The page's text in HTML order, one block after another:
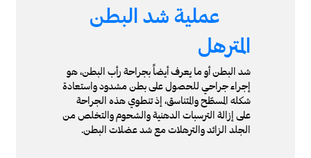
عملية شد البطن
المترهل
شد البطن أو ما يعرف أيضاً بجراحة رأب البطن، هو
إجراء جراحي للحصول على بطن مشدود واستعادة
شكله المسطّح والمتناسق، إذ تنطوي هذه الجراحة
على إزالة الترسبات الدهنية والشحوم والتخلص من
الجلد الزائد والترهلات مع شد عضلات البطن.